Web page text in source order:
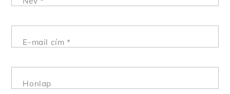
E-mail cím*
Honlap